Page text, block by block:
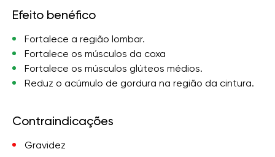
Efeito benéfico
Fortalece a região lombar.
Fortalece os músculos da coxa
Fortalece os músculos glúteos médios.
Reduz o acúmulo de gordura na região da cintura.
Contraindicações
Gravidez